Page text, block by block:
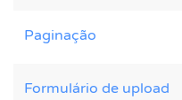
Paginação
Formulário de upload